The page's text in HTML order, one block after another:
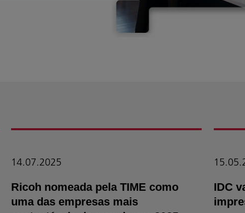
14.07.2025
Ricoh nomeada pela TIME como
uma das empresas mais
IDC